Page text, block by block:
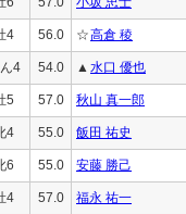
4 56.0 ☆高倉 稜
4 54.0 ▲ 水口 優也
5 57.0 秋山 真一郎
4 55.0 飯田 祐史
6 55.0 安藤 勝己
4 57.0 福永 祐一